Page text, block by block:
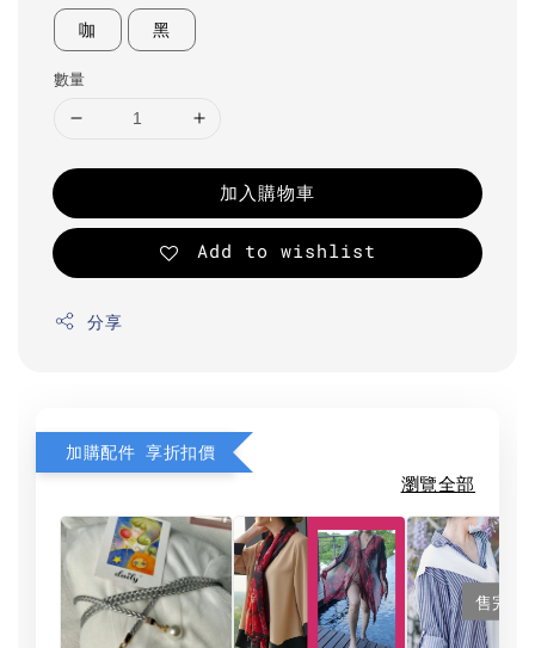
咖 黑
數量
加入購物車
Add to wishlist
分享
加購配件 享折扣價
瀏覽全部
售完